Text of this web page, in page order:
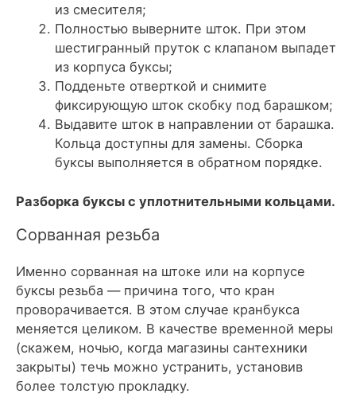
из смесителя;
Полностью выверните шток. При этом
шестигранный пруток с клапаном выпадет
из корпуса буксы;
Подденьте отверткой и снимите
фиксирующую шток скобку под барашком;
Выдавите шток в направленииот барашка.
Кольца доступны для замены. Сборка
буксы выполняется в обратном порядке.
Разборка буксы с уплотнительными кольцами.
Сорванная резьба
Именно сорванная на штоке или на корпусе
буксы резьба — причина того, что кран
проворачивается. В этом случае кранбукса
меняется целиком. В качестве временной меры
(скажем, ночью, когда магазины сантехники
закрыты) течь можно устранить, установив
более толстую прокладку.